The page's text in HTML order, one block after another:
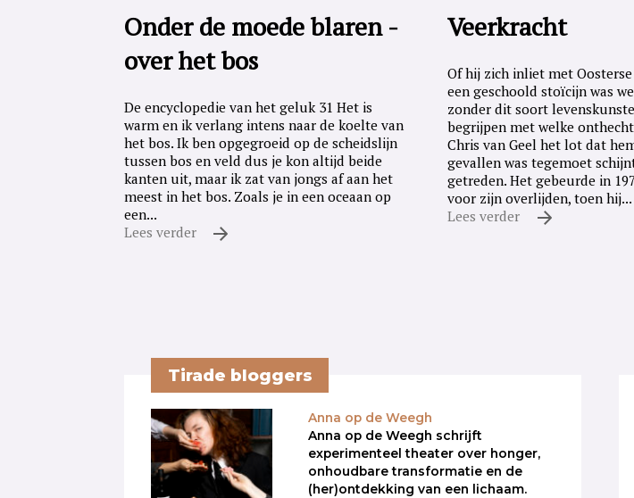
Onder de moede blaren -
over het bos
De encyclopedie van het geluk 31 Het is
warm en ik verlang intens naar de koelte van
het bos. Ik ben opgegroeid op de scheidslijn
tussen bos en veld dus je kon altijd beide
kanten uit, maar ik zat van jongs af aan het
meest in het bos. Zoals je in een oceaan op
een...
Lees verder
Veerkracht
Of hij zich inliet met
een geschoold stoïcijn was
zonder dit soort
begrijpen met welke
Chris van Geel het lot dat
gevallen was tegemoet
getreden. Het gebeurde in
voor zijn overlijden, toen hij...
Lees verder
Tirade bloggers
Anna op de Weegh
Anna op de Weegh schrijft
experimenteel theater over honger,
onhoudbare transformatie en de
(her)ontdekking van een lichaam.